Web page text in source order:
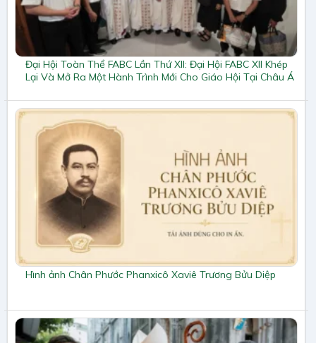
Đại Hội Toàn Thể FABC Lần Thứ XII: Đại Hội FABC XII Khép
Lại Và Mở Ra Một Hành Trình Mới Cho Giáo Hội Tại Châu Á
Hình ảnh Chân Phước Phanxicô Xaviê Trương Bửu Diệp